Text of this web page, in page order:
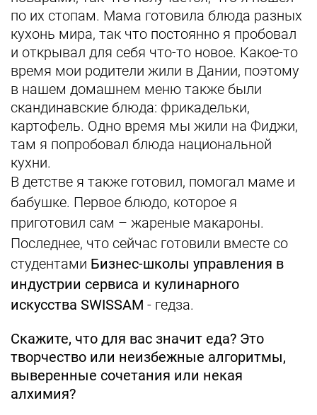
по их стопам. Мама готовила блюда разных
кухонь мира, так что постоянно я пробовал
и открывал для себя что-то новое. Какое-то
время мои родители жили в Дании, поэтому
в нашем домашнем меню также были
скандинавские блюда: фрикадельки,
картофель. Одно время мы жили на Фиджи,
там я попробовал блюда национальной
кухни.
В детстве я также готовил, помогал маме и
бабушке. Первое блюдо, которое я
приготовил сам – жареные макароны.
Последнее, что сейчас готовили вместе со
студентами Бизнес-школы управления в
индустрии сервиса и кулинарного
искусства SWISSAM - гедза.
Скажите, что для вас значит еда? Это
творчество или неизбежные алгоритмы,
выверенные сочетания или некая
алхимия?